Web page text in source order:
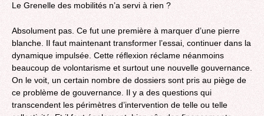
Le Grenelle des mobilités n’a servi à rien ?
Absolument pas. Ce fut une première à marquer d’une pierre
blanche. Il faut maintenant transformer l’essai, continuer dans la
dynamique impulsée. Cette réflexion réclame néanmoins
beaucoup de volontarisme et surtout une nouvelle gouvernance.
On le voit, un certain nombre de dossiers sont pris au piège de
ce problème de gouvernance. Il y a des questions qui
transcendent les périmètres d’intervention de telle ou telle